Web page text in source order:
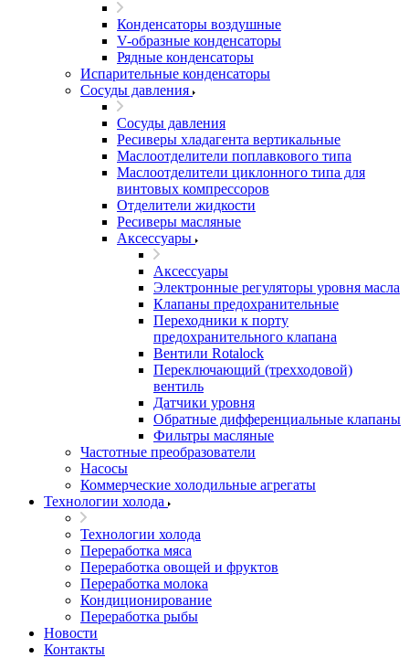
Конденсаторы воздушные
V-образные конденсаторы
Рядные конденсаторы
Испарительные конденсаторы
Сосуды давления
Сосуды давления
Ресиверы хладагента вертикальные
Маслоотделители поплавкового типа
Маслоотделители циклонного типа для
винтовых компрессоров
Отделители жидкости
Ресиверы масляные
Аксессуары
Аксессуары
Электронные регуляторы уровня масла
Клапаны предохранительные
Переходники к порту
предохранительного клапана
Вентили Rotalock
Переключающий (трехходовой)
вентиль
Датчики уровня
Обратные дифференциальные клапаны
Фильтры масляные
Частотные преобразователи
Насосы
Коммерческие холодильные агрегаты
Технологии холода
Технологии холода
Переработка мяса
Переработка овощей и фруктов
Переработка молока
Кондиционирование
Переработка рыбы
Новости
Контакты